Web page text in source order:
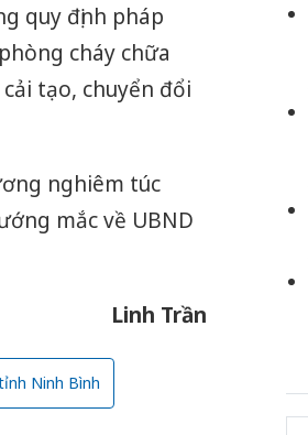
quy định pháp
cháy chữa
tạo, chuyển đổi
nghiêm túc
mắc về UBND
Linh Trần
Ninh Bình